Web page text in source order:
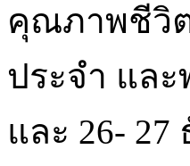
คุณภาพชีวิต
ประจำ แล
และ 26-